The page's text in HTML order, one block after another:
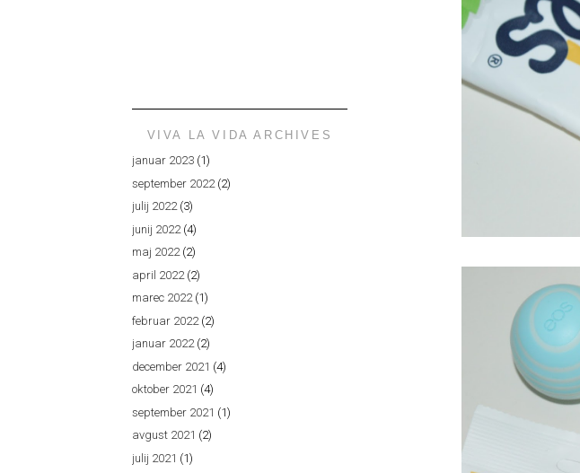
VIVA LA VIDA ARCHIVES
januar 2023 (1)
september 2022 (2)
julij 2022(3)
junij 2022 (4)
maj 2022(2)
april 2022 (2)
marec 2022(1)
februar 2022 (2)
januar 2022(2)
december 2021 (4)
oktober 2021 (4)
september 2021 (1)
avgust 2021 (2)
julij 2021 (1)